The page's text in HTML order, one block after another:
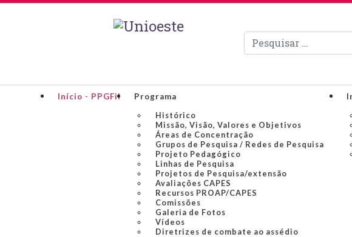
Pesquisar
Início - PPGFil
Programa
Histórico
Missão, Visão, Valores e Objetivos
Áreas de Concentração
Grupos de Pesquisa / Redes de Pesquisa
Projeto Pedagógico
Linhas de Pesquisa
Projetos de Pesquisa/extensão
Avaliações CAPES
Recursos PROAP/CAPES
Comissões
Galeria de Fotos
Vídeos
Diretrizes de combate ao assédio